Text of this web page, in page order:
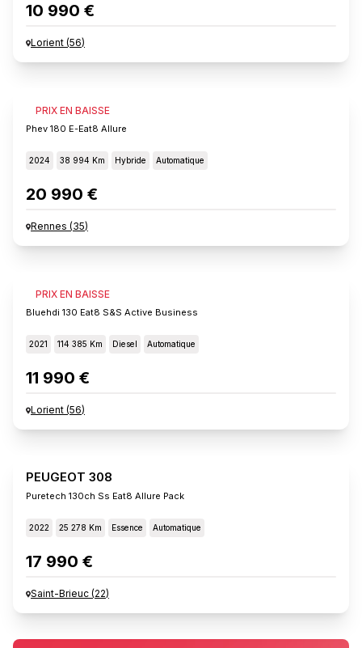
10 990 €
Lorient (56)
PRIX EN BAISSE
PEUGEOT 308
Phev 180 E-Eat8 Allure
2024 38 994 Km Hybride Automatique
20 990 €
Rennes (35)
PRIX EN BAISSE
PEUGEOT 308
Bluehdi 130 Eat8 S&s Active Business
2021 114 385 Km Diesel Automatique
11 990 €
Lorient (56)
PEUGEOT 308
Puretech 130ch Ss Eat8 Allure Pack
2022 25 278 Km Essence Automatique
17 990 €
Saint-Brieuc (22)